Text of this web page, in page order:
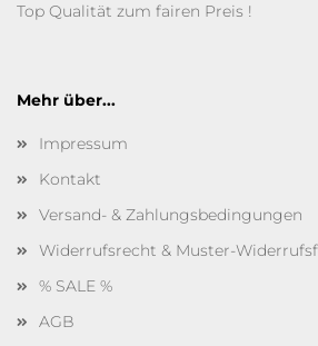
Top Qualität zum fairen Preis !
Mehr über...
Impressum
Kontakt
Versand- & Zahlungsbedingungen
Widerrufsrecht & Muster-
% SALE %
AGB